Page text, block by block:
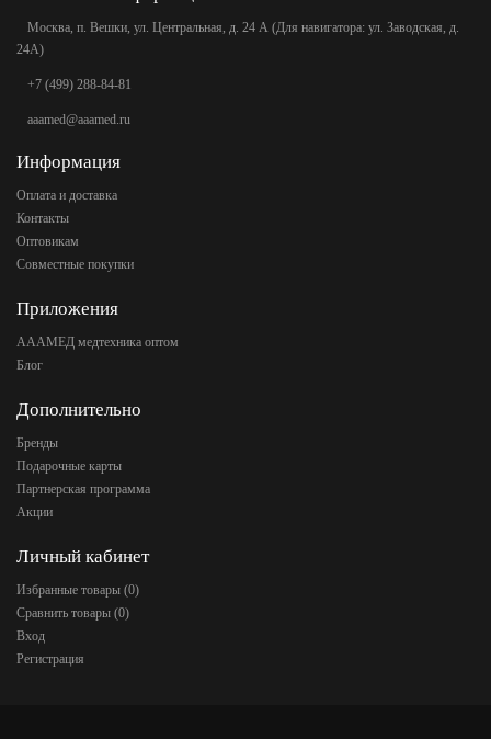
Москва, п. Вешки, ул. Центральная, д. 24 А (Для навигатора: ул. Заводская, д.
24А)
+7 (499) 288-84-81
aaamed@aaamed.ru
Информация
Оплата и доставка
Контакты
Оптовикам
Совместные покупки
Приложения
АААМЕД медтехника оптом
Блог
Дополнительно
Бренды
Подарочные карты
Партнерская программа
Акции
Личный кабинет
Избранные товары (0)
Сравнить товары (0)
Вход
Регистрация